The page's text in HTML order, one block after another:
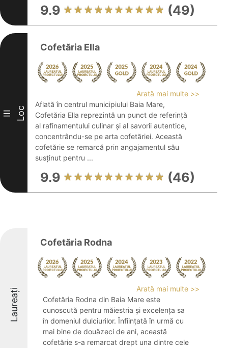
9.9 (49)
III Loc
Cofetăria Ella
Arată mai multe >>
Aflată în centrul municipiului Baia Mare,
Cofetăria Ella reprezintă un punct de referință
al rafinamentului culinar și al savorii autentice,
concentrându-se pe arta cofetăriei. Această
cofetărie se remarcă prin angajamentul său
susținut pentru ...
9.9 (46)
Laureați
Cofetăria Rodna
Arată mai multe >>
Cofetăria Rodna din Baia Mare este
cunoscută pentru măiestria și excelența sa
în domeniul dulciurilor. Înființată în urmă cu
mai bine de douăzeci de ani, această
cofetărie s-a remarcat drept una dintre cele